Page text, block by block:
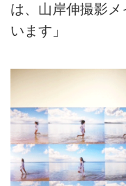
は、山岸伸撮影
います」